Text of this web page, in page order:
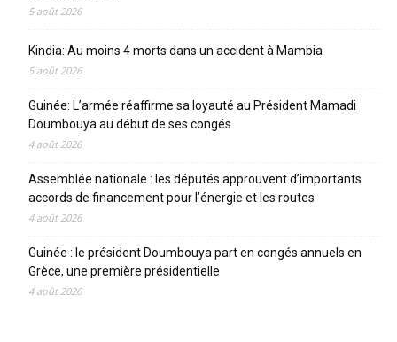
5 août 2026
Kindia: Au moins 4 morts dans un accident à Mambia
5 août 2026
Guinée: L’armée réaffirme sa loyauté au Président Mamadi
Doumbouya au début de ses congés
4 août 2026
Assemblée nationale : les députés approuvent d’importants
accords de financement pour l’énergie et les routes
4 août 2026
Guinée : le président Doumbouya part en congés annuels en
Grèce, une première présidentielle
4 août 2026